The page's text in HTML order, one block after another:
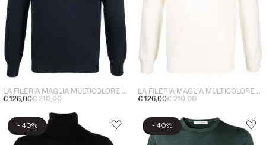
LA FILERIA MAGLIA MULTICOLORE UOMO
€ 126,00€ 210,00
LA FILERIA MAGLIA MULTICOLORE UOMO
€ 126,00€ 210,00
- 40% - 40%